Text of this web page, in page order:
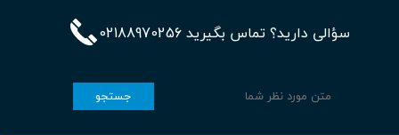
سؤالی دارید؟ تماس بگیرید 02188970256
جستجو